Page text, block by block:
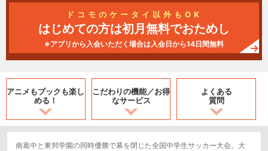
ドコモのケータイ以外もOK
はじめての方は初月無料でおためし
※アプリから入会いただく場合は入会日から14日間無料
アニメもブックも楽し
める！
こだわりの機能／お得
なサービス
よくある
質問
南葛中と東邦学園の同時優勝で幕を閉じた全国中学生サッカー大会。大